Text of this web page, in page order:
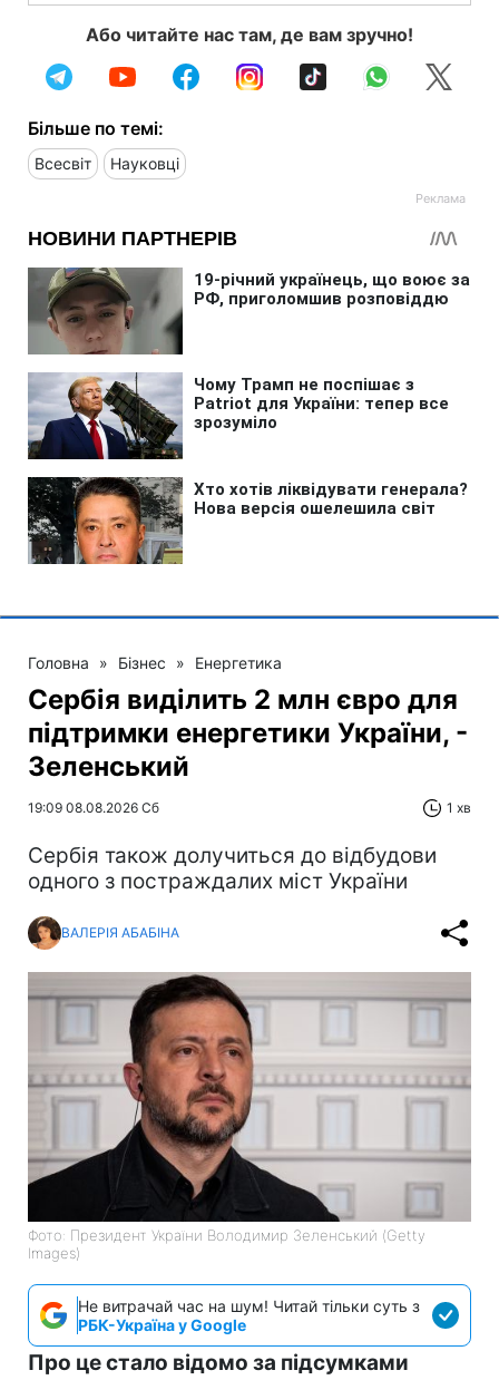
Або читайте нас там, де вам зручно!
Більше по темі:
Всесвіт Науковці
Головна » Бізнес » Енергетика
Сербія виділить 2 млн євро для
підтримки енергетики України, -
Зеленський
19:09 08.08.2026 Сб 1 хв
Сербія також долучиться до відбудови
одного з постраждалих міст України
ВАЛЕРІЯ АБАБІНА
Фото: Президент України Володимир Зеленський (Getty
Images)
Не витрачай час на шум! Читай тільки суть з
РБК-Україна у Google
Про це стало відомо за підсумками